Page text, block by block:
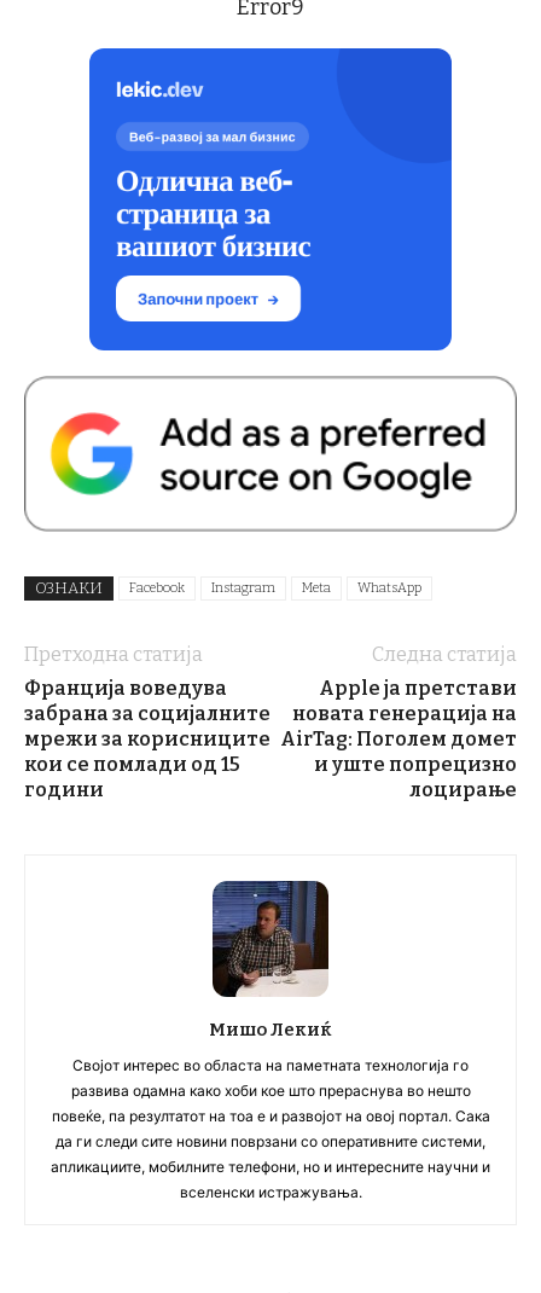
Error9
ОЗНАКИ Facebook Instagram Meta WhatsApp
Претходна статија
Франција воведува
забрана за социјалните
мрежи за корисниците
кои се помлади од 15
години
Следна статија
Apple ја претстави
новата генерација на
AirTag: Поголем домет
и уште попрецизно
лоцирање
Мишо Лекиќ
Својот интерес во областа на паметната технологија го
развива одамна како хоби кое што прераснува во нешто
повеќе, па резултатот на тоа е и развојот на овој портал. Сака
да ги следи сите новини поврзани со оперативните системи,
апликациите, мобилните телефони, но и интересните научни и
вселенски истражувања.